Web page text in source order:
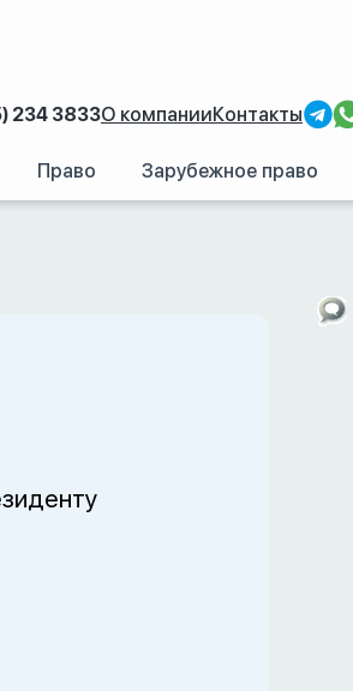
234 3833О компанииКонтакты
Право Зарубежное право